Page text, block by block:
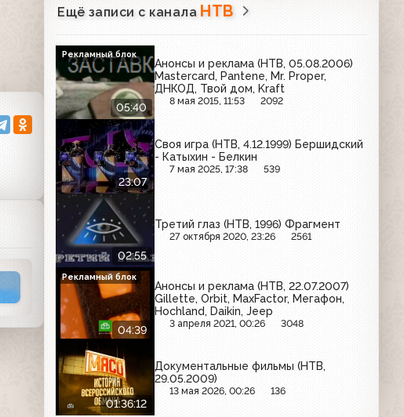
Ещё записи с канала НТВ
05:40
Анонсы и реклама (НТВ, 05.08.2006)
Mastercard, Pantene, Mr. Proper,
ДНКОД, Твой дом, Kraft
8 мая 2015, 11:53 2092
Рекламный блок
23:07
Своя игра (НТВ, 4.12.1999) Бершидский
- Катыхин - Белкин
7 мая 2025, 17:38 539
02:55
Третий глаз (НТВ, 1996) Фрагмент
27 октября 2020, 23:26 2561
04:39
Анонсы и реклама (НТВ, 22.07.2007)
Gillette, Orbit, MaxFactor, Мегафон,
Hochland, Daikin, Jeep
3 апреля 2021, 00:26 3048
Рекламный блок
01:36:12
Документальные фильмы (НТВ,
29.05.2009)
13 мая 2026, 00:26 136